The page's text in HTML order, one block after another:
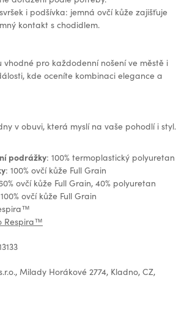
i podšívka: jemná ovčí kůže zajišťuje
kontakt s chodidlem.
vhodné pro každodenní nošení ve městě i
kde oceníte kombinaci elegance a
v obuvi, která myslí na vaše pohodlí i styl.
podrážky: 100% termoplastický polyuretan
: 100% ovčí kůže Full Grain
ovčí kůže Full Grain, 40% polyuretan
ovčí kůže Full Grain
Respira™
Milady Horákové 2774, Kladno, CZ,